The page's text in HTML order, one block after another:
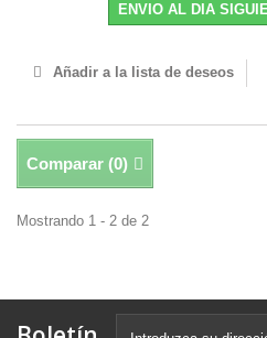
ENVIO AL DIA
Añadir a la lista de deseos
Comparar (0)
Mostrando 1 - 2 de 2